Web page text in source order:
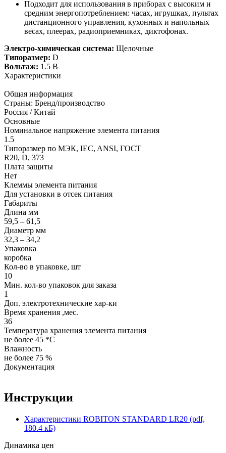
Подходит для использования в приборах с высоким и
средним энергопотреблением: часах, игрушках, пультах
дистанционного управления, кухонных и напольных
весах, плеерах, радиоприемниках, диктофонах.
Электро-химическая система: Щелочные
Типоразмер: D
Вольтаж: 1.5 В
Характеристики
Общая информация
Страны: Бренд/производство
Россия / Китай
Основные
Номинальное напряжение элемента питания
1.5
Типоразмер по МЭК, IEC, ANSI, ГОСТ
R20, D, 373
Плата защиты
Нет
Клеммы элемента питания
Для установки в отсек питания
Габариты
Длина мм
59,5 – 61,5
Диаметр мм
32,3 – 34,2
Упаковка
коробка
Кол-во в упаковке, шт
10
Мин. кол-во упаковок для заказа
1
Доп. электротехнические хар-ки
Время хранения ,мес.
36
Температура хранения элемента питания
не более 45 *C
Влажность
не более 75 %
Документация
Инструкции
Характеристики ROBITON STANDARD LR20 (pdf,
180.4 кБ)
Динамика цен